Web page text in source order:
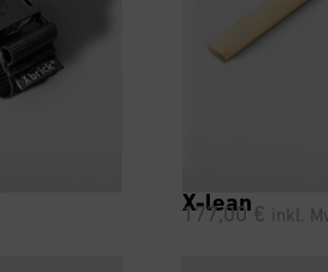
X-lean
177,00€ inkl.